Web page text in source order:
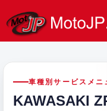
車種別サービスメニ
KAWASAKI